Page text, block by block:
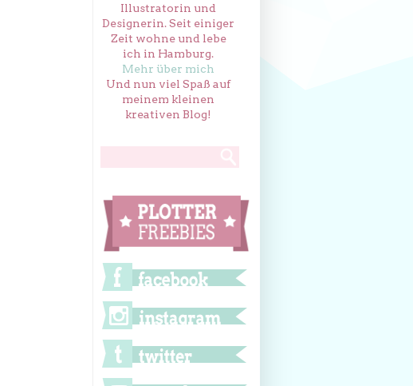
Illustratorin und
Designerin. Seit einiger
Zeit wohne und lebe
ich in Hamburg.
Mehr über mich
Und nun viel Spaß auf
meinem kleinen
kreativen Blog!